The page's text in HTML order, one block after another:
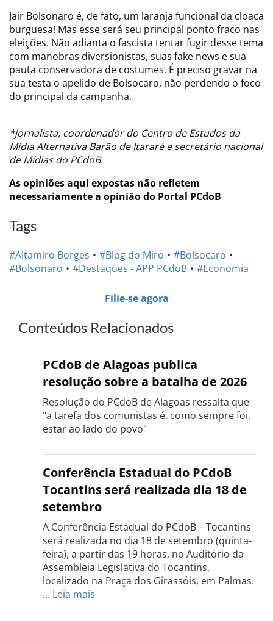
Jair Bolsonaro é, de fato, um laranja funcional da cloaca
burguesa! Mas esse será seu principal ponto fraco nas
eleições. Não adianta o fascista tentar fugir desse tema
com manobras diversionistas, suas fake news e sua
pauta conservadora de costumes. É preciso gravar na
sua testa o apelido de Bolsocaro, não perdendo o foco
do principal da campanha.
*jornalista, coordenador do Centro de Estudos da
Mídia Alternativa Barão de Itararé e secretário nacional
de Mídias do PCdoB.
As opiniões aqui expostas não refletem
necessariamente a opinião do Portal PCdoB
Tags
#Altamiro Borges #Blog do Miro
#Bolsocaro
#Bolsonaro
#Destaques - APP PCdoB #Economia
Filie-se agora
Conteúdos Relacionados
PCdoB de Alagoas publica
resolução sobre a batalha de 2026
Resolução do PCdoB de Alagoas ressalta que
"a tarefa dos comunistas é, como sempre foi,
estar ao lado do povo"
Conferência Estadual do PCdoB
Tocantins será realizada dia 18 de
setembro
A Conferência Estadual do PCdoB – Tocantins
será realizada no dia 18 de setembro (quinta-
feira), a partir das 19 horas, no Auditório da
Assembleia Legislativa do Tocantins,
localizado na Praça dos Girassóis, em Palmas.
… Leia mais